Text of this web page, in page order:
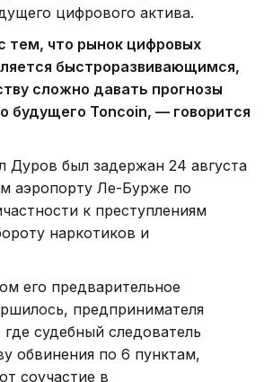
цифрового актива.
тем, что рынок цифровых
быстроразвивающимся,
сложно давать прогнозы
будущего Toncoin, — говорится
был задержан 24 августа
аэропорту Ле-Бурже по
к преступлениям
наркотиков и
его предварительное
предпринимателя
судебный следователь
обвинения по 6 пунктам,
соучастие в